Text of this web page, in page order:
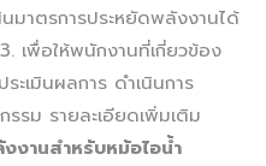
มาตรการประหยัดพลังงานได้
เพื่อให้พนักงานที่เกี่ยวข้อง
ะเมินผลการ ดำเนินการ
รม รายละเอียดเพิ่มเติม
งานสำหรับหม้อไอน้ำ